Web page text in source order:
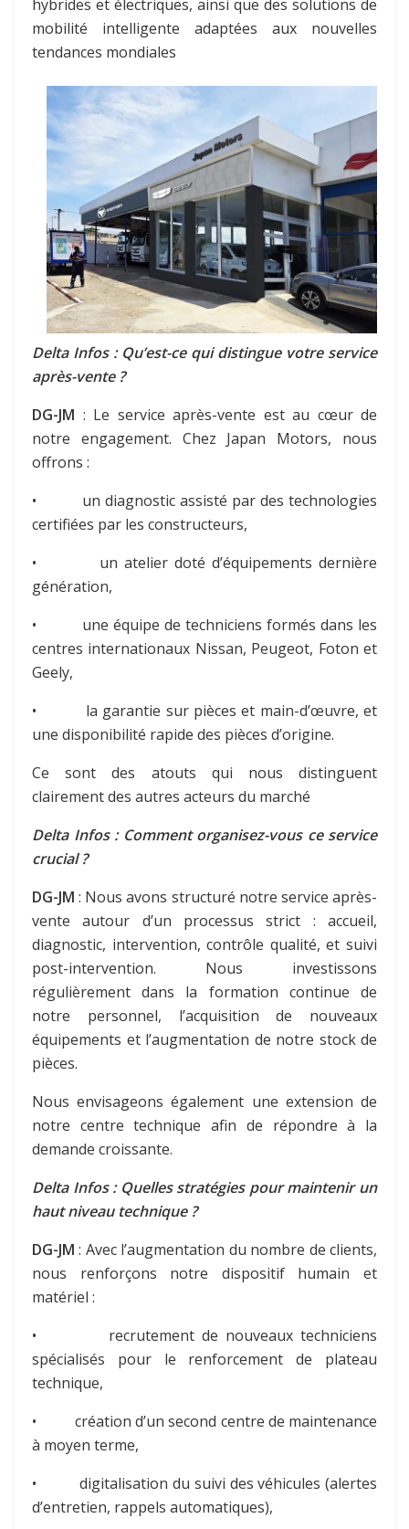
hybrides et électriques, ainsi que des solutions de
mobilité intelligente adaptées aux nouvelles
tendances mondiales
Delta Infos : Qu’est-ce qui distingue votre service
après-vente ?
DG-JM : Le service après-vente est au cœur de
notre engagement. Chez Japan Motors, nous
offrons :
• un diagnostic assisté par des technologies
certifiées par les constructeurs,
• un atelier doté d’équipements dernière
génération,
• une équipe de techniciens formés dans les
centres internationaux Nissan, Peugeot, Foton et
Geely,
• la garantie sur pièces et main-d’œuvre, et
une disponibilité rapide des pièces d’origine.
Ce sont des atouts qui nous distinguent
clairement des autres acteurs du marché
Delta Infos : Comment organisez-vous ce service
crucial ?
DG-JM : Nous avons structuré notre service après-
vente autour d’un processus strict : accueil,
diagnostic, intervention, contrôle qualité, et suivi
post-intervention. Nous investissons
régulièrement dans la formation continue de
notre personnel, l’acquisition de nouveaux
équipements et l’augmentation de notre stock de
pièces.
Nous envisageons également une extension de
notre centre technique afin de répondre à la
demande croissante.
Delta Infos : Quelles stratégies pour maintenir un
haut niveau technique ?
DG-JM : Avec l’augmentation du nombre de clients,
nous renforçons notre dispositif humain et
matériel :
• recrutement de nouveaux techniciens
spécialisés pour le renforcement de plateau
technique,
• création d’un second centre de maintenance
à moyen terme,
• digitalisation du suivi des véhicules (alertes
d’entretien, rappels automatiques),